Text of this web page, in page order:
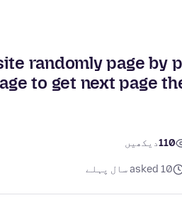
randomly page by
to get next page
110دیکھیں
asked 10 سال پہلے